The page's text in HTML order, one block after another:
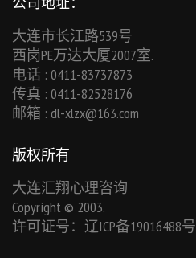
大连市长江路539号
西岗PE万达大厦2007室.
电话 : 0411-83737873
传真 : 0411-82528176
邮箱 : dl-xlzx@163.com
版权所有
大连汇翔心理咨询
Copyright © 2003.
许可证号：辽ICP备19016488号